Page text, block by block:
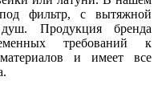
фильтр, с вытяжной
Продукция бренда
требований к
и имеет все